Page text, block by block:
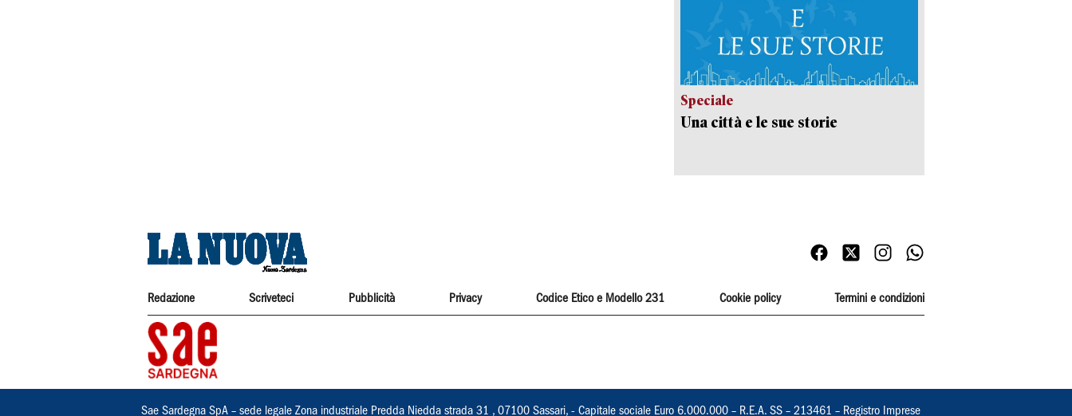
Speciale
Una città e le sue storie
Redazione Scriveteci Pubblicità Privacy Codice Etico e Modello 231 Cookie policy Termini e condizioni
Sae Sardegna SpA – sede legale Zona industriale Predda Niedda strada 31 , 07100 Sassari, - Capitale sociale Euro 6.000.000 – R.E.A. SS – 213461 – Registro Imprese